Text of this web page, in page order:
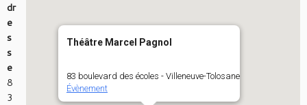
Théâtre Marcel Pagnol
83 boulevard des écoles - Villeneuve-Tolosane
Évènement
dr
e
s
s
e
8
3